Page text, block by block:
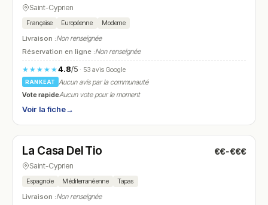
Saint-Cyprien
Française Européenne Moderne
Livraison :Non renseignée
Réservation en ligne :Non renseignée
★★★★★4.8/5· 53 avis Google
RANKEAT
Aucun avis par la communauté
Vote rapideAucun vote pour le moment
Voir la fiche→
N° 13
La Casa Del Tio €€-€€€
Saint-Cyprien
Espagnole Méditerranéenne Tapas
Livraison :Non renseignée